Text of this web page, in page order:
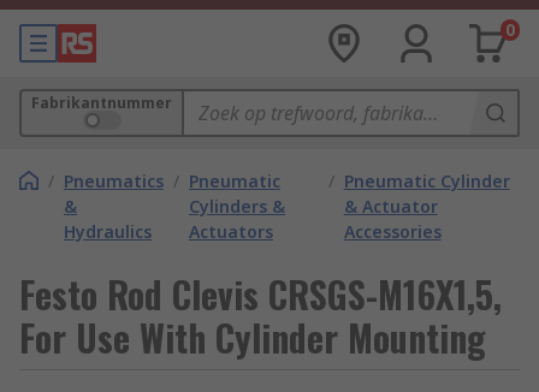
0
Fabrikantnummer
/ Pneumatics
&
Hydraulics
/ Pneumatic
Cylinders &
Actuators
/ Pneumatic Cylinder
& Actuator
Accessories
Festo Rod Clevis CRSGS-M16X1,5,
For Use With Cylinder Mounting